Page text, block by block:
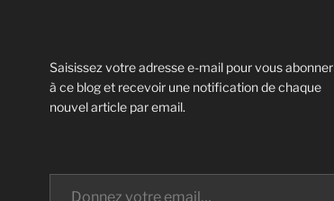
Saisissez votre adresse e-mail pour vous abonner
à ce blog et recevoir une notification de chaque
nouvel article par email.
Donnez votre email…